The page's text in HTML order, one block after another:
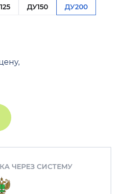
ДУ150
ДУ200
ЧЕРЕЗ СИСТЕМУ